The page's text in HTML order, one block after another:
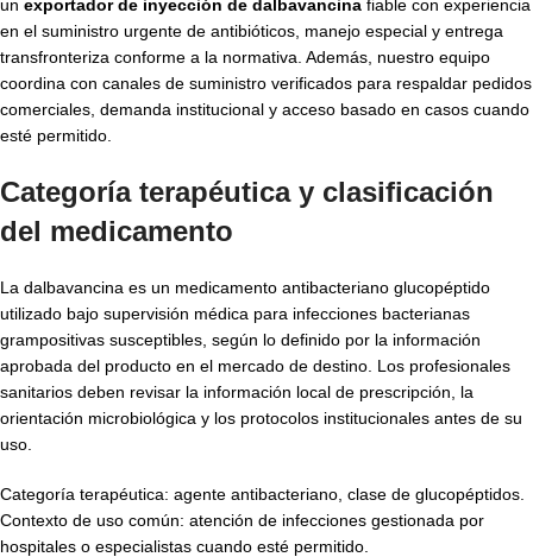
un exportador de inyección de dalbavancina fiable con experiencia
en el suministro urgente de antibióticos, manejo especial y entrega
transfronteriza conforme a la normativa. Además, nuestro equipo
coordina con canales de suministro verificados para respaldar pedidos
comerciales, demanda institucional y acceso basado en casos cuando
esté permitido.
Categoría terapéutica y clasificación
del medicamento
La dalbavancina es un medicamento antibacteriano glucopéptido
utilizado bajo supervisión médica para infecciones bacterianas
grampositivas susceptibles, según lo definido por la información
aprobada del producto en el mercado de destino. Los profesionales
sanitarios deben revisar la información local de prescripción, la
orientación microbiológica y los protocolos institucionales antes de su
uso.
Categoría terapéutica: agente antibacteriano, clase de glucopéptidos.
Contexto de uso común: atención de infecciones gestionada por
hospitales o especialistas cuando esté permitido.